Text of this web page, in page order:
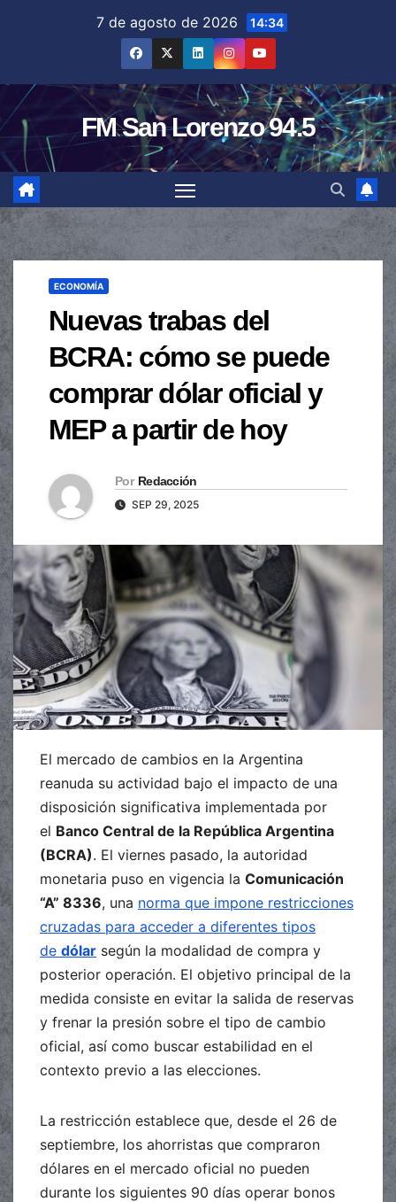
7 de agosto de 2026 14:34
FM San Lorenzo 94.5
ECONOMÍA
Nuevas trabas del
BCRA: cómo se puede
comprar dólar oficial y
MEP a partir de hoy
Por Redacción
SEP 29, 2025
El mercado de cambios en la Argentina
reanuda su actividad bajo el impacto de una
disposición significativa implementada por
el Banco Central de la República Argentina
(BCRA). El viernes pasado, la autoridad
monetaria puso en vigencia la Comunicación
“A” 8336, una norma que impone restricciones
cruzadas para acceder a diferentes tipos
de dólar según la modalidad de compra y
posterior operación. El objetivo principal de la
medida consiste en evitar la salida de reservas
y frenar la presión sobre el tipo de cambio
oficial, así como buscar estabilidad en el
contexto previo a las elecciones.
La restricción establece que, desde el 26 de
septiembre, los ahorristas que compraron
dólares en el mercado oficial no pueden
durante los siguientes 90 días operar bonos